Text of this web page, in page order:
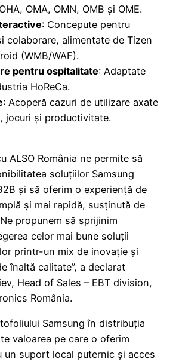
OMA, OMN, OMB și OME.
: Concepute pentru
colaborare, alimentate de Tizen
(WMB/WAF).
pentru ospitalitate: Adaptate
HoReCa.
: Acoperă cazuri de utilizare axate
jocuri și productivitate.
ALSO România ne permite să
soluțiilor Samsung
și să oferim o experiență de
și mai rapidă, susținută de
propunem să sprijinim
celor mai bune soluții
printr-un mix de inovație și
înaltă calitate”, a declarat
Head of Sales – EBT division,
România.
Samsung în distribuția
valoarea pe care o oferim
un suport local puternic și acces